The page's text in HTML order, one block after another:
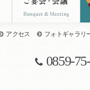
アクセス フォトギャラリ
0859-